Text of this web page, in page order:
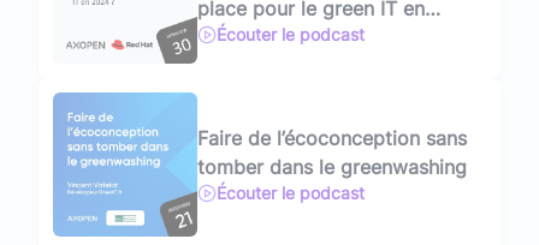
place pour le green IT en
2024 ? Avec David Szegedi,
Écouter le podcast
Faire de l’écoconception sans
tomber dans le greenwashing
Écouter le podcast